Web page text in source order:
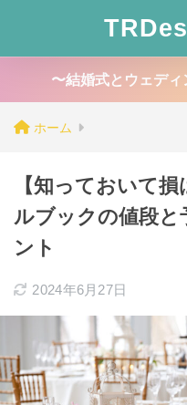
〜結婚式とウェデ
ホーム
【知っておいて
ルブックの値段と
ント
2024年6月27日